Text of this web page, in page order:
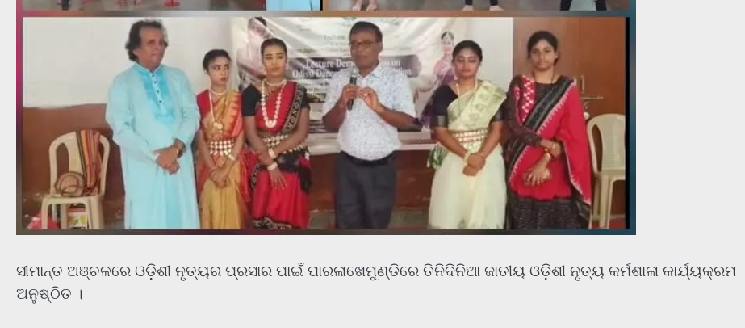
ସୀମାନ୍ତ ଅଞ୍ଚଳରେ ଓଡ଼ିଶୀ ନୃତ୍ୟର ପ୍ରସାର ପାଇଁ ପାରଳାଖେମୁଣ୍ଡିରେ ତିନିଦିନିଆ ଜାତୀୟ ଓଡ଼ିଶୀ ନୃତ୍ୟ କର୍ମଶାଳା କାର୍ଯ୍ୟକ୍ରମ
ଅନୁଷ୍ଠିତ ।